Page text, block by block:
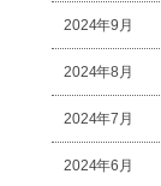
2024年9月
2024年8月
2024年7月
2024年6月